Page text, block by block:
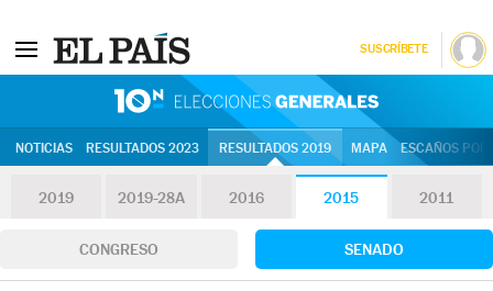
SUSCRÍBETE
NOTICIAS RESULTADOS 2023 RESULTADOS 2019 MAPA ESCAÑOS
2019 2019-28A 2016 2015 2011
CONGRESO SENADO